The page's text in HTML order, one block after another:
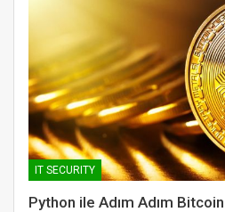
IT SECURITY
Python ile Adım Adım